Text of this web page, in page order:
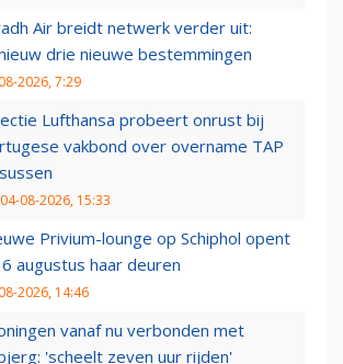
Air breidt netwerk verder uit:
drie nieuwe bestemmingen
2026, 7:29
Lufthansa probeert onrust bij
vakbond over overname TAP
04-08-2026, 15:33
Privium-lounge op Schiphol opent
augustus haar deuren
2026, 14:46
vanaf nu verbonden met
'scheelt zeven uur rijden'